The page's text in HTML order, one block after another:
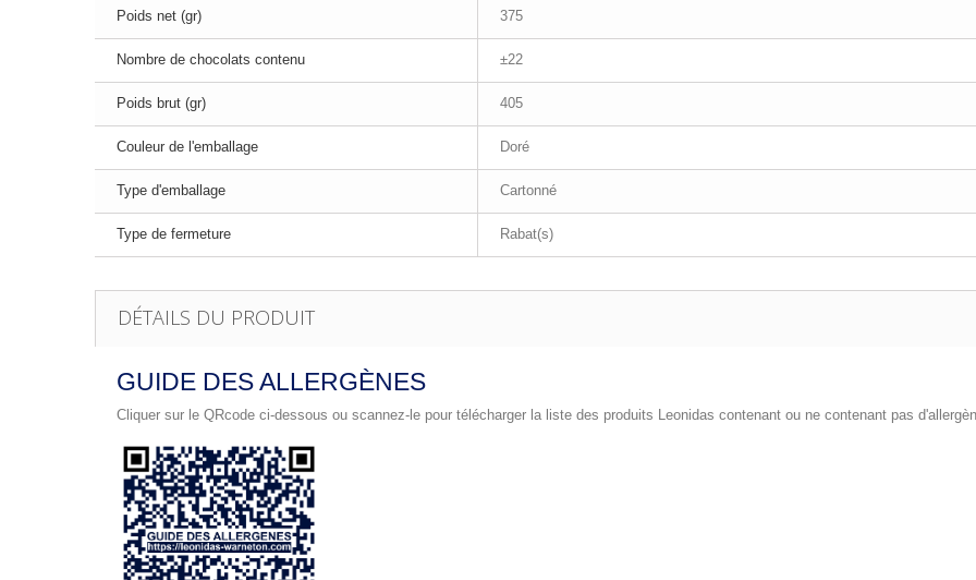
Poids net (gr) 375
Nombre de chocolats contenu ±22
Poids brut (gr) 405
Couleur de l'emballage Doré
Type d'emballage Cartonné
Type de fermeture Rabat(s)
DÉTAILS DU PRODUIT
GUIDE DES ALLERGÈNES
Cliquer sur le QRcode ci-dessous ou scannez-le pour télécharger la liste des produits Leonidas contenant ou ne contenant pas